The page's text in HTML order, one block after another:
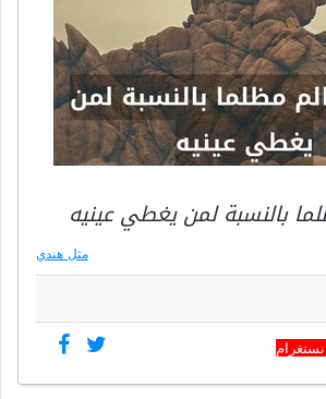
بالنسبة لمن يغطي عينيه
مثل هندي